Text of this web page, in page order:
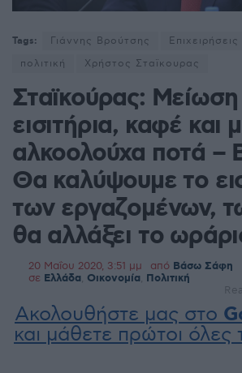
Tags: Γιάννης Βρούτσης Επιχειρήσεις
πολιτική
Χρήστος Σταϊκουρας
Σταϊκούρας:
εισιτήρια, καφέ και
αλκοολούχα ποτά –
Θα καλύψουμε το
των εργαζομένων,
θα αλλάξει το
20 Μαΐου 2020, 3:51 μμ από Βάσω Σάφη
σε Ελλάδα Οικονομία Πολιτική
Ακολουθήστε μας στο
και μάθετε πρώτοι όλες